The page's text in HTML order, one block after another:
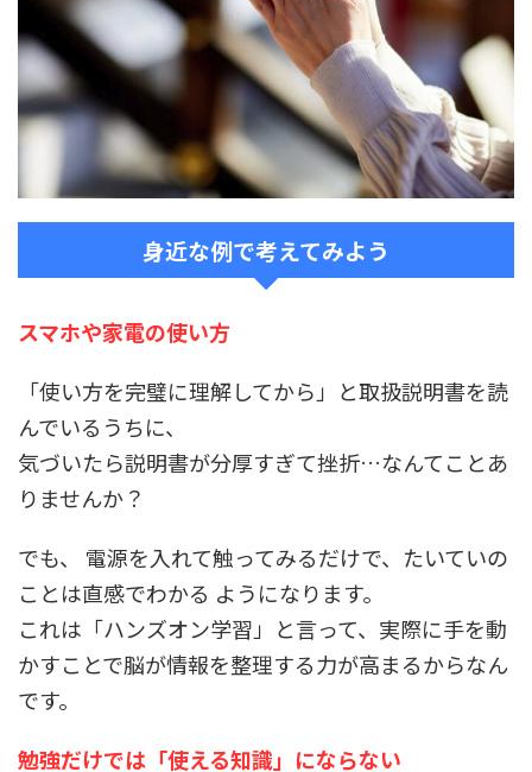
身近な例で考えてみよう
スマホや家電の使い方
「使い方を完璧に理解してから」と取扱説明書を読
んでいるうちに、
気づいたら説明書が分厚すぎて挫折…なんてことあ
りませんか？
でも、 電源を入れて触ってみるだけで、たいていの
ことは直感でわかる ようになります。
これは「ハンズオン学習」と言って、実際に手を動
かすことで脳が情報を整理する力が高まるからなん
です。
勉強だけでは「使える知識」にならない